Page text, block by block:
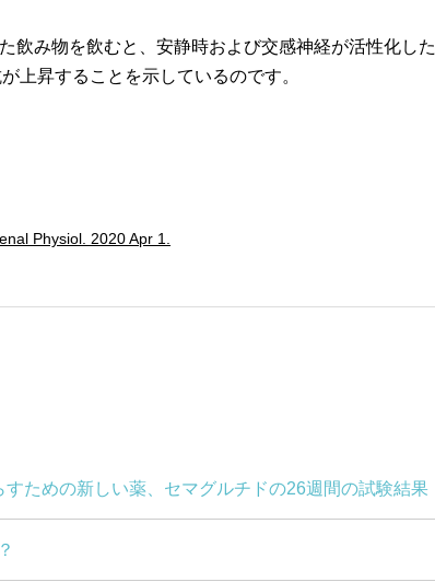
み物を飲むと、安静時および交感神経が活性化した
上昇することを示しているのです。
Physiol. 2020 Apr 1.
ための新しい薬、セマグルチドの26週間の試験結果